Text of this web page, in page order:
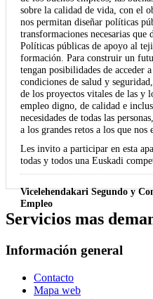
sobre la calidad de vida, con el
nos permitan diseñar políticas
transformaciones necesarias que
Políticas públicas de apoyo al
formación. Para construir un
tengan posibilidades de acceder
condiciones de salud y
de los proyectos vitales de las y
empleo digno, de calidad e
necesidades de todas las
a los grandes retos a los que nos
Les invito a participar en esta
todas y todos una Euskadi
Vicelehendakari Segundo y
Empleo
Servicios mas
Información general
Contacto
Mapa web